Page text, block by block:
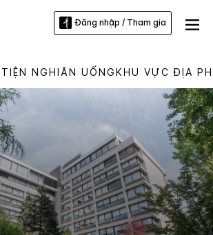
Đăng nhập / Tham gia
TIỆN NGHI ĂN UỐNGKHU VỰC ĐỊA